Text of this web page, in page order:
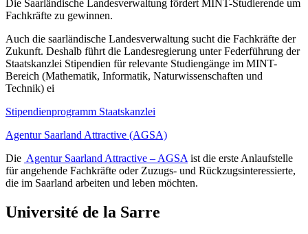
Die Saarländische Landesverwaltung fördert MINT-Studierende um
Fachkräfte zu gewinnen.
Auch die saarländische Landesverwaltung sucht die Fachkräfte der
Zukunft. Deshalb führt die Landesregierung unter Federführung der
Staatskanzlei Stipendien für relevante Studiengänge im MINT-
Bereich (Mathematik, Informatik, Naturwissenschaften und
Technik) ei
Stipendienprogramm Staatskanzlei
Agentur Saarland Attractive (AGSA)
Die Agentur Saarland Attractive – AGSA ist die erste Anlaufstelle
für angehende Fachkräfte oder Zuzugs- und Rückzugsinteressierte,
die im Saarland arbeiten und leben möchten.
Université de la Sarre